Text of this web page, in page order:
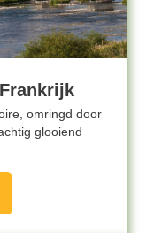
omringd door
glooiend